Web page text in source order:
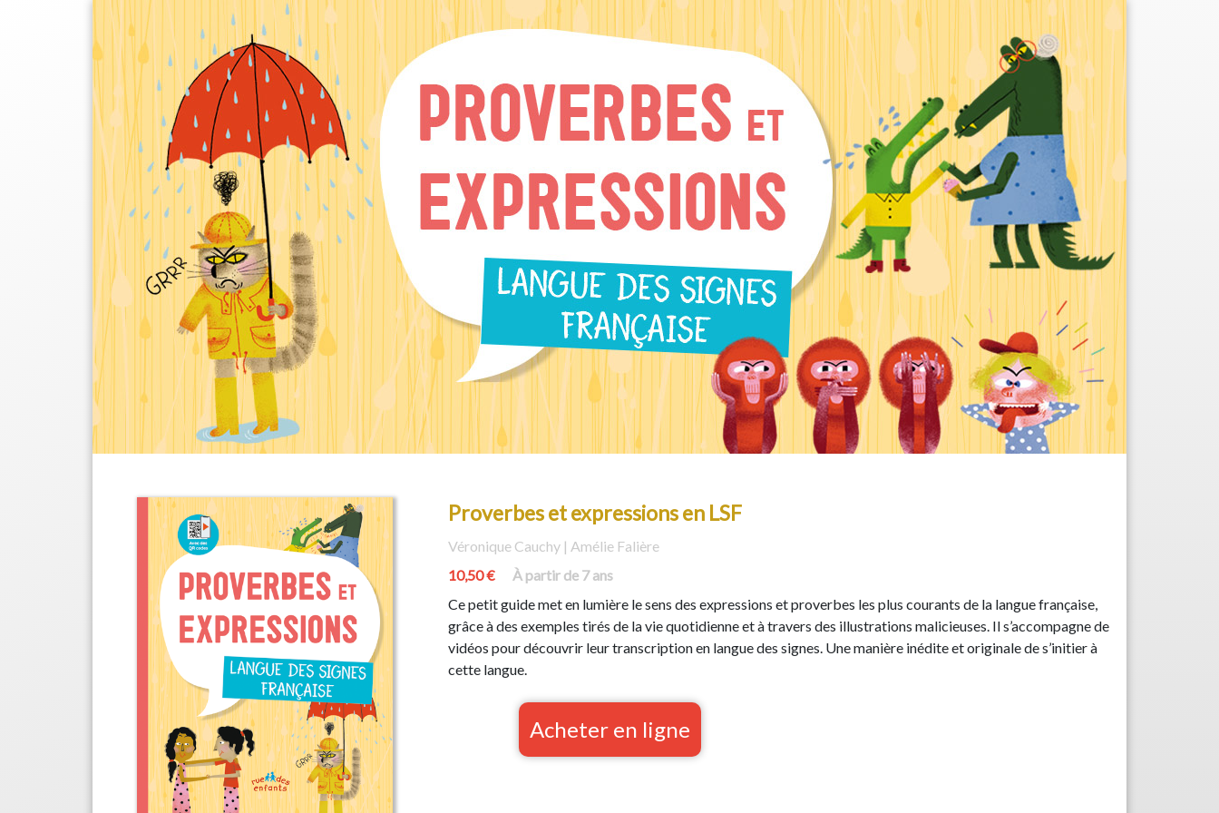
Proverbes et expressions en LSF
Véronique Cauchy | Amélie Falière
10,50 €
À partir de 7 ans
Ce petit guide met en lumière le sens des expressions et proverbes les plus courants de la langue française,
grâce à des exemples tirés de la vie quotidienne et à travers des illustrations malicieuses. Il s’accompagne de
vidéos pour découvrir leur transcription en langue des signes. Une manière inédite et originale de s’initier à
cette langue.
Acheter en ligne